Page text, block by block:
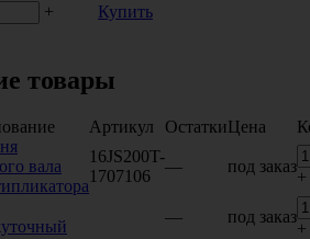
+
Купить
товары
Артикул ОстаткиЦена
вала
16JS200T-
1707106
— под заказ
+
— под заказ
+